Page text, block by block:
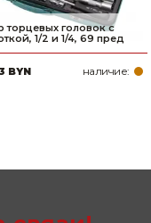
торцевых головок с
1/2 и 1/4, 69 пред
BYN наличие: